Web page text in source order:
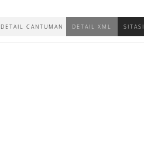
DETAIL CANTUMAN DETAIL XML SITASI